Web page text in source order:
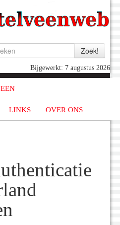
Bijgewerkt: 7 augustus 2026
LINKS OVER ONS